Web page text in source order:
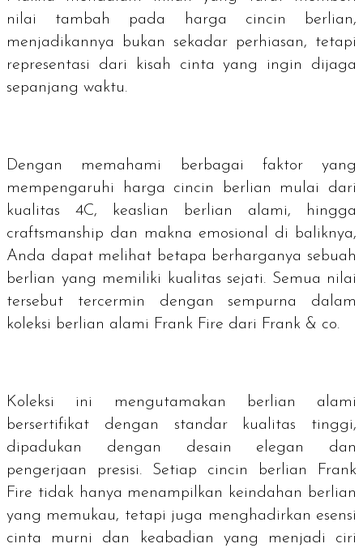
nilai tambah pada harga cincin berlian,
menjadikannya bukan sekadar perhiasan, tetapi
representasi dari kisah cinta yang ingin dijaga
sepanjang waktu.
Dengan memahami berbagai faktor yang
mempengaruhi harga cincin berlian mulai dari
kualitas 4C, keaslian berlian alami, hingga
craftsmanship dan makna emosional di baliknya,
Anda dapat melihat betapa berharganya sebuah
berlian yang memiliki kualitas sejati. Semua nilai
tersebut tercermin dengan sempurna dalam
koleksi berlian alami Frank Fire dari Frank & co.
Koleksi ini mengutamakan berlian alami
bersertifikat dengan standar kualitas tinggi,
dipadukan dengan desain elegan dan
pengerjaan presisi. Setiap cincin berlian Frank
Fire tidak hanya menampilkan keindahan berlian
yang memukau, tetapi juga menghadirkan esensi
cinta murni dan keabadian yang menjadi ciri